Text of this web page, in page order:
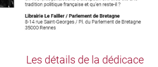
Les détails de la dédicace